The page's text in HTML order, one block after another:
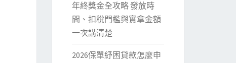
年終獎金全攻略 發放時
間、扣稅門檻與實拿金額
一次講清楚
2026保單紓困貸款怎麼申